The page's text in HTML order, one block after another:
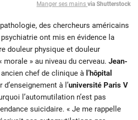
Manger ses mains via Shutterstock
des chercheurs américains
ont mis en évidence la
douleur physique et douleur
morale » au niveau du cerveau. Jean-
chef de clinique à l’hôpital
à l’université Paris V
l’automutilation n’est pas
suicidaire. « Je me rappelle